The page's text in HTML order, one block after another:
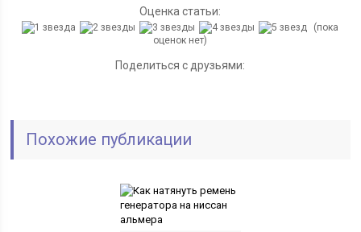
Оценка статьи:
(пока
оценок нет)
Поделиться с друзьями:
Похожие публикации